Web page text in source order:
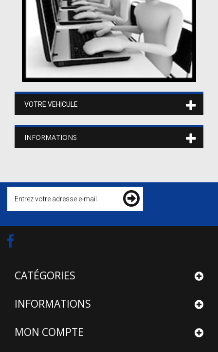
VOTRE VEHICULE
INFORMATIONS
CATÉGORIES
INFORMATIONS
MON COMPTE